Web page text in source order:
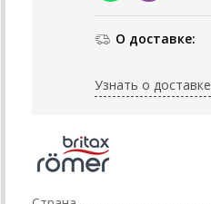
О доставке:
Узнать о доставке